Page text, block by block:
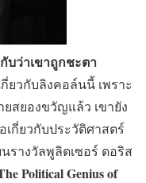
บว่าเขาถูกชะตา
กี่ยวกับลิงคอล์นนี้ เพราะ
สยองขวัญแล้ว เขายัง
กี่ยวกับประวัติศาสตร์
รางวัลพูลิตเซอร์ ดอริส
Political Genius of